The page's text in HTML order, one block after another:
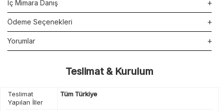
İç Mimara Danış
Ödeme Seçenekleri
Yorumlar
Teslimat & Kurulum
Teslimat
Yapılan İller
Tüm Türkiye